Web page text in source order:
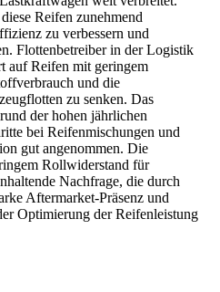
Reifen zunehmend
zu verbessern und
Flottenbetreiber in der Logistik
auf Reifen mit geringem
und die
zu senken. Das
der hohen jährlichen
bei Reifenmischungen und
gut angenommen. Die
Rollwiderstand für
Nachfrage, die durch
Aftermarket-Präsenz und
Optimierung der Reifenleistung